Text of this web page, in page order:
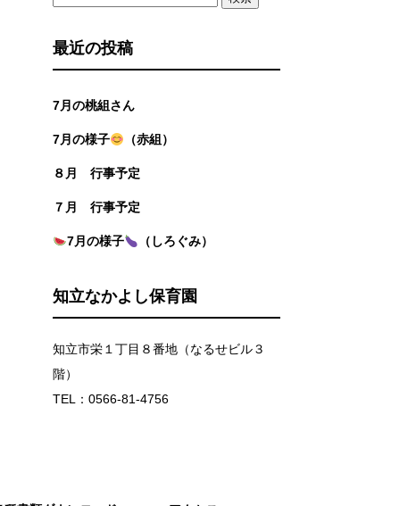
最近の投稿
7月の桃組さん
7月の様子 （赤組）
８月 行事予定
７月 行事予定
7月の様子 （しろぐみ）
知立なかよし保育園
知立市栄１丁目８番地（なるせビル３
階）
TEL：0566-81-4756